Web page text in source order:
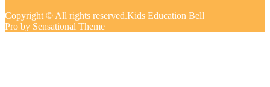
Copyright © All rights reserved.Kids Education Bell
Pro by Sensational Theme